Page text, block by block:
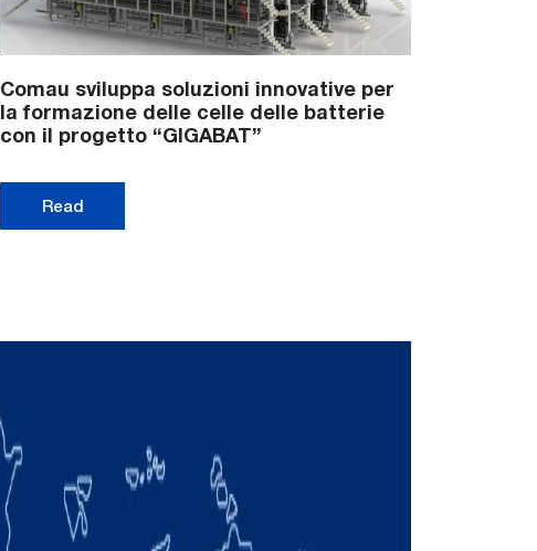
Comau sviluppa soluzioni innovative per
la formazione delle celle delle batterie
con il progetto “GIGABAT”
Read